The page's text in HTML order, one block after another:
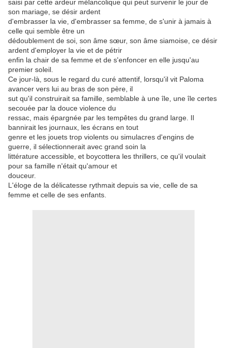
saisi par cette ardeur mélancolique qui peut survenir le jour de
son mariage, se désir ardent
d'embrasser la vie, d'embrasser sa femme, de s'unir à jamais à
celle qui semble être un
dédoublement de soi, son âme sœur, son âme siamoise, ce désir
ardent d'employer la vie et de pétrir
enfin la chair de sa femme et de s'enfoncer en elle jusqu'au
premier soleil.
Ce jour-là, sous le regard du curé attentif, lorsqu'il vit Paloma
avancer vers lui au bras de son père, il
sut qu'il construirait sa famille, semblable à une île, une île certes
secouée par la douce violence du
ressac, mais épargnée par les tempêtes du grand large. Il
bannirait les journaux, les écrans en tout
genre et les jouets trop violents ou simulacres d'engins de
guerre, il sélectionnerait avec grand soin la
littérature accessible, et boycottera les thrillers, ce qu'il voulait
pour sa famille n'était qu'amour et
douceur.
L'éloge de la délicatesse rythmait depuis sa vie, celle de sa
femme et celle de ses enfants.